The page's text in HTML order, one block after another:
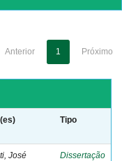
Anterior 1 Próximo
Tipo
José
Dissertação